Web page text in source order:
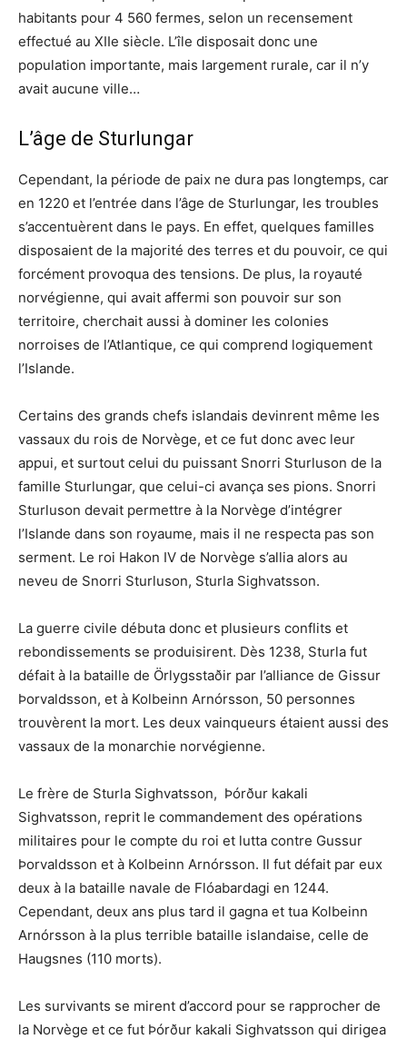
habitants pour 4 560 fermes, selon un recensement
effectué au XIIe siècle. L’île disposait donc une
population importante, mais largement rurale, car il n’y
avait aucune ville…
L’âge de Sturlungar
Cependant, la période de paix ne dura pas longtemps, car
en 1220 et l’entrée dans l’âge de Sturlungar, les troubles
s’accentuèrent dans le pays. En effet, quelques familles
disposaient de la majorité des terres et du pouvoir, ce qui
forcément provoqua des tensions. De plus, la royauté
norvégienne, qui avait affermi son pouvoir sur son
territoire, cherchait aussi à dominer les colonies
norroises de l’Atlantique, ce qui comprend logiquement
l’Islande.
Certains des grands chefs islandais devinrent même les
vassaux du rois de Norvège, et ce fut donc avec leur
appui, et surtout celui du puissant Snorri Sturluson de la
famille Sturlungar, que celui-ci avança ses pions. Snorri
Sturluson devait permettre à la Norvège d’intégrer
l’Islande dans son royaume, mais il ne respecta pas son
serment. Le roi Hakon IV de Norvège s’allia alors au
neveu de Snorri Sturluson, Sturla Sighvatsson.
La guerre civile débuta donc et plusieurs conflits et
rebondissements se produisirent. Dès 1238, Sturla fut
défait à la bataille de Örlygsstaðir par l’alliance de Gissur
Þorvaldsson, et à Kolbeinn Arnórsson, 50 personnes
trouvèrent la mort. Les deux vainqueurs étaient aussi des
vassaux de la monarchie norvégienne.
Le frère de Sturla Sighvatsson, Þórður kakali
Sighvatsson, reprit le commandement des opérations
militaires pour le compte du roi et lutta contre Gussur
Þorvaldsson et à Kolbeinn Arnórsson. Il fut défait par eux
deux à la bataille navale de Flóabardagi en 1244.
Cependant, deux ans plus tard il gagna et tua Kolbeinn
Arnórsson à la plus terrible bataille islandaise, celle de
Haugsnes (110 morts).
Les survivants se mirent d’accord pour se rapprocher de
la Norvège et ce fut Þórður kakali Sighvatsson qui dirigea